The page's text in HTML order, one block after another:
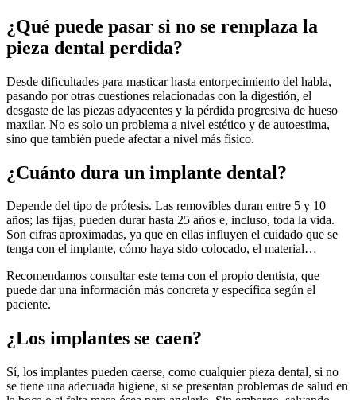
¿Qué puede pasar si no se remplaza la
pieza dental perdida?
Desde dificultades para masticar hasta entorpecimiento del habla,
pasando por otras cuestiones relacionadas con la digestión, el
desgaste de las piezas adyacentes y la pérdida progresiva de hueso
maxilar. No es solo un problema a nivel estético y de autoestima,
sino que también puede afectar a nivel más físico.
¿Cuánto dura un implante dental?
Depende del tipo de prótesis. Las removibles duran entre 5 y 10
años; las fijas, pueden durar hasta 25 años e, incluso, toda la vida.
Son cifras aproximadas, ya que en ellas influyen el cuidado que se
tenga con el implante, cómo haya sido colocado, el material…
Recomendamos consultar este tema con el propio dentista, que
puede dar una información más concreta y específica según el
paciente.
¿Los implantes se caen?
Sí, los implantes pueden caerse, como cualquier pieza dental, si no
se tiene una adecuada higiene, si se presentan problemas de salud en